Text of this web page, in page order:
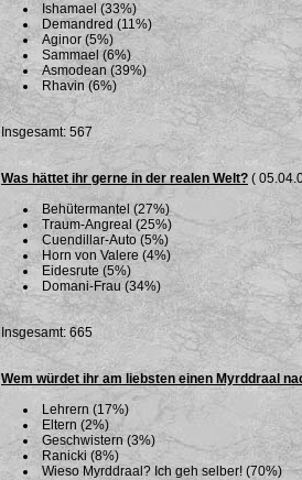
Ishamael (33%)
Demandred (11%)
Aginor (5%)
Sammael (6%)
Asmodean (39%)
Rhavin (6%)
Insgesamt: 567
Was hättet ihr gerne in der realen Welt? (
Behütermantel (27%)
Traum-Angreal (25%)
Cuendillar-Auto (5%)
Horn von Valere (4%)
Eidesrute (5%)
Domani-Frau (34%)
Insgesamt: 665
Wem würdet ihr am liebsten einen Myrddraal
Lehrern (17%)
Eltern (2%)
Geschwistern (3%)
Ranicki (8%)
Wieso Myrddraal? Ich geh selber! (70%)